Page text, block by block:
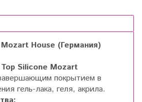
House (Германия)
Top Silicone Mozart
покрытием в
гель-лака, геля, акрила.